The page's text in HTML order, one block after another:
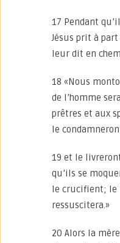
17 Pendant
Jésus prit à
leur dit en
18 «Nous
de l’homme
prêtres et aux
le
19 et le
qu’ils se
le crucifient;
ressuscitera.»
20 Alors la